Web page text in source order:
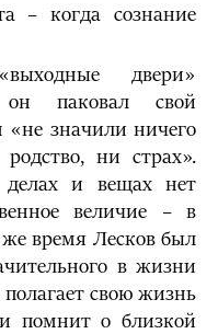
– когда сознание
двери»
он паковал свой
«не значили ничего
ни страх».
делах и вещах нет
величие – в
время Лесков был
в жизни
полагает свою жизнь
помнит о близкой